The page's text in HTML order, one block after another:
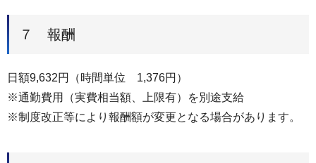
７ 報酬
日額9,632円（時間単位 1,376円）
※通勤費用（実費相当額、上限有）を別途支給
※制度改正等により報酬額が変更となる場合があります。